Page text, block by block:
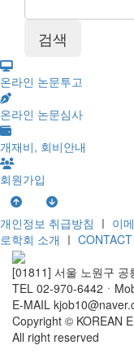
온라인 논문투고
온라인 논문심사
개재비, 회비안내
회원가입
개인정보 취급방침 ㅣ 이
로학회 소개 ㅣ
[01811] 서울 노원구
TEL 02-970-6442ㆍ
E-MAIL
Copyright © KOREAN
All right reserved